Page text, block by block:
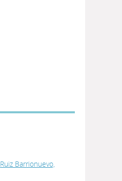
Ruiz Barrionuevo,